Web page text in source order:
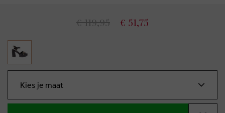
€ 119,95 € 51,75
Kies je maat